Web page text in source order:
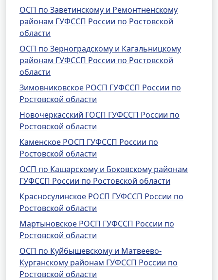
ОСП по Заветинскому и Ремонтненскому
районам ГУФССП России по Ростовской
области
ОСП по Зерноградскому и Кагальницкому
районам ГУФССП России по Ростовской
области
Зимовниковское РОСП ГУФССП России по
Ростовской области
Новочеркасский ГОСП ГУФССП России по
Ростовской области
Каменское РОСП ГУФССП России по
Ростовской области
ОСП по Кашарскому и Боковскому районам
ГУФССП России по Ростовской области
Красносулинское РОСП ГУФССП России по
Ростовской области
Мартыновское РОСП ГУФССП России по
Ростовской области
ОСП по Куйбышевскому и Матвеево-
Курганскому районам ГУФССП России по
Ростовской области